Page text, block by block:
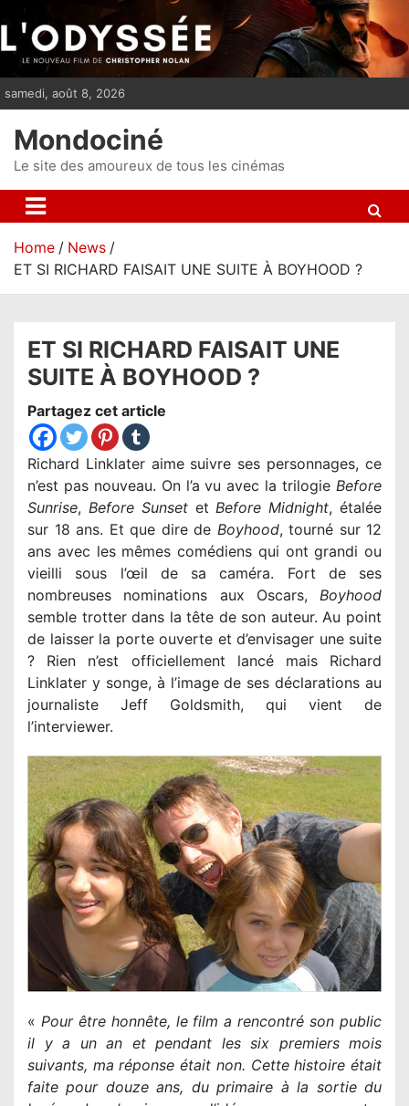
i
p
n
samedi, août 8, 2026
Mondociné
Le site des amoureux de tous les cinémas
Home
News
ET SI RICHARD FAISAIT UNE SUITE À BOYHOOD ?
ET SI RICHARD FAISAIT UNE
SUITE À BOYHOOD ?
Partagez cet article
Richard Linklater aime suivre ses personnages, ce
n’est pas nouveau. On l’a vu avec la trilogie Before
Sunrise, Before SunsetetBefore Midnight, étalée
sur 18 ans. Et que dire de Boyhood, tourné sur 12
ans avec les mêmes comédiens qui ont grandi ou
vieilli sous l’œil de sa caméra. Fort de ses
nombreuses nominations aux Oscars, Boyhood
semble trotter dans la tête de son auteur. Au point
de laisser la porte ouverte et d’envisager une suite
? Rien n’est officiellement lancé mais Richard
Linklater y songe, à l’image de ses déclarations au
journaliste Jeff Goldsmith, qui vient de
l’interviewer.
« Pour être honnête, le film a rencontré son public
il y a un an et pendant les six premiers mois
suivants, ma réponse était non. Cette histoire était
faite pour douze ans, du primaire à la sortie du